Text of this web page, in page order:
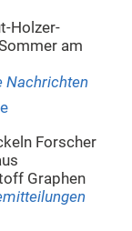
Holzer-
am
Nachrichten
Forscher
Graphen